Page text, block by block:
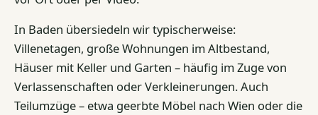
In Baden übersiedeln wir typischerweise:
Villenetagen, große Wohnungen im Altbestand,
Häuser mit Keller und Garten – häufig im Zuge von
Verlassenschaften oder Verkleinerungen. Auch
Teilumzüge – etwa geerbte Möbel nach Wien oder die